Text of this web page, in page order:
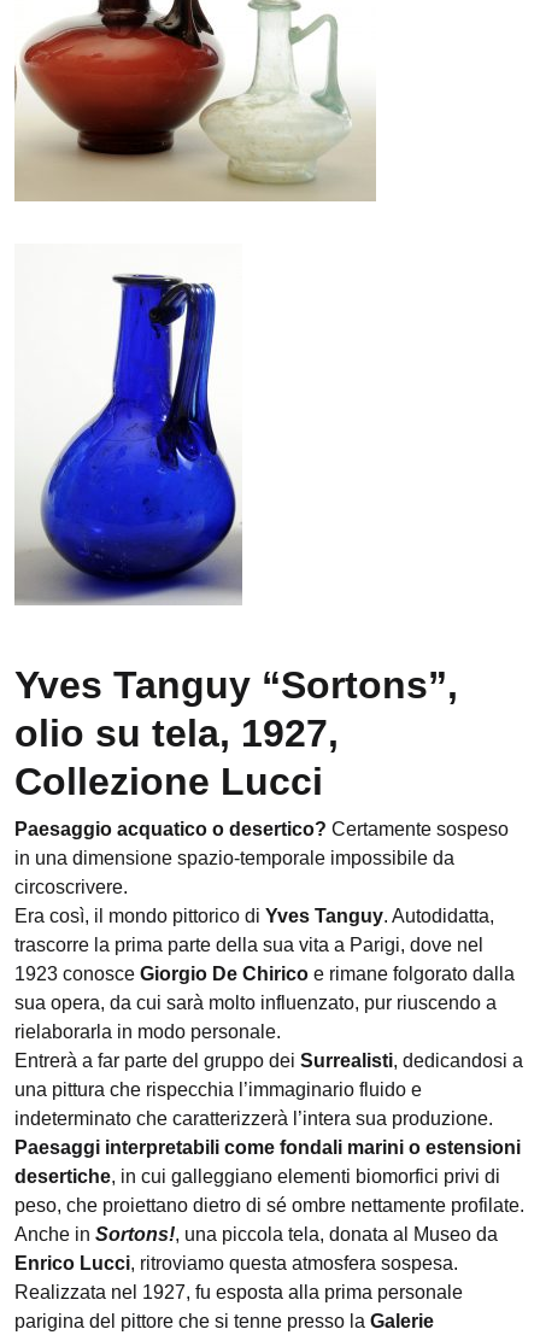
Yves Tanguy “Sortons”,
olio su tela, 1927,
Collezione Lucci
Paesaggio acquatico o desertico? Certamente sospeso
in una dimensione spazio-temporale impossibile da
circoscrivere.
Era così, il mondo pittorico di Yves Tanguy. Autodidatta,
trascorre la prima parte della sua vita a Parigi, dove nel
1923 conosce Giorgio De Chirico e rimane folgorato dalla
sua opera, da cui sarà molto influenzato, pur riuscendo a
rielaborarla in modo personale.
Entrerà a far parte del gruppo dei Surrealisti, dedicandosi a
una pittura che rispecchia l’immaginario fluido e
indeterminato che caratterizzerà l’intera sua produzione.
Paesaggi interpretabili come fondali marini o estensioni
desertiche, in cui galleggiano elementi biomorfici privi di
peso, che proiettano dietro di sé ombre nettamente profilate.
Anche in Sortons!, una piccola tela, donata al Museo da
Enrico Lucci, ritroviamo questa atmosfera sospesa.
Realizzata nel 1927, fu esposta alla prima personale
parigina del pittore che si tenne presso la Galerie